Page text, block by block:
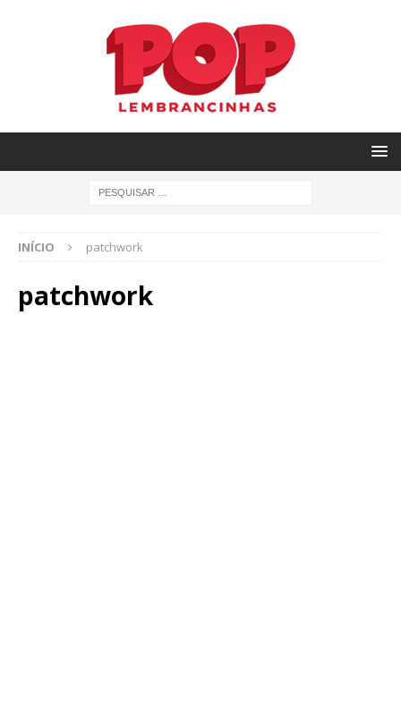
INÍCIO patchwork
patchwork